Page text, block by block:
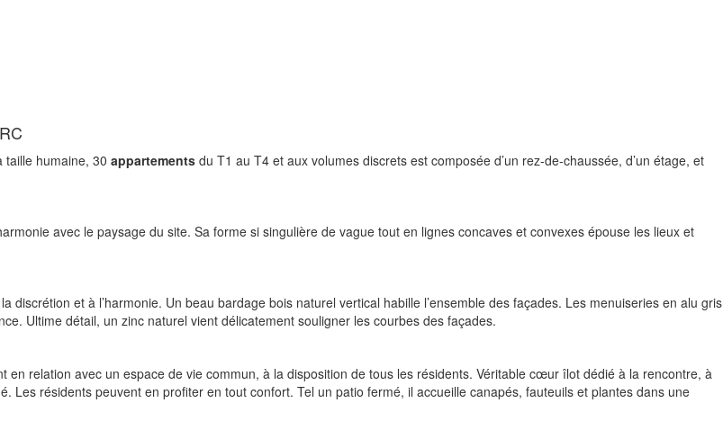
taille humaine, 30 appartements du T1 au T4 et aux volumes discrets est composée d’un rez-de-chaussée, d’un étage, et
avec le paysage du site. Sa forme si singulière de vague tout en lignes concaves et convexes épouse les lieux et
discrétion et à l’harmonie. Un beau bardage bois naturel vertical habille l’ensemble des façades. Les menuiseries en alu gris
Ultime détail, un zinc naturel vient délicatement souligner les courbes des façades.
relation avec un espace de vie commun, à la disposition de tous les résidents. Véritable cœur îlot dédié à la rencontre, à
Les résidents peuvent en profiter en tout confort. Tel un patio fermé, il accueille canapés, fauteuils et plantes dans une